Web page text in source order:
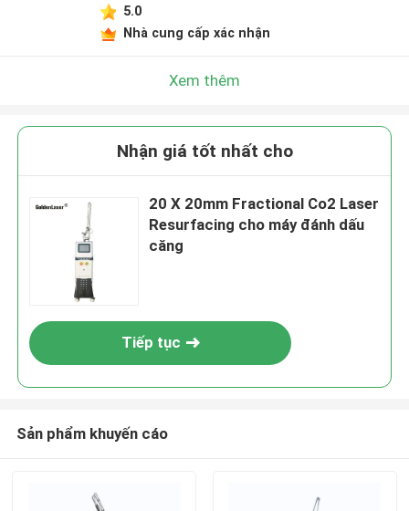
5.0
Nhà cung cấp xác nhận
Xem thêm
Nhận giá tốt nhất cho
20 X 20mm Fractional Co2 Laser
Resurfacing cho máy đánh dấu
căng
Tiếp tục
Sản phẩm khuyến cáo